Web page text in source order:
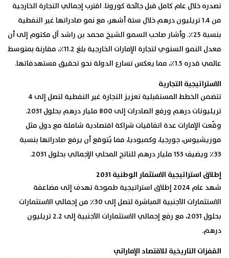
تصدره خلال عام كامل قبل جائحة كورونا. اقترب إجمالي التجارة الخارجية
من 1.4 تريليون درهم خلال ستة أشهر، مع نمو صادراتها غير النفطية
بنسبة 25٪. وأشار صاحب السمو الشيخ محمد بن راشد آل مكتوم إلى أن
معدل النمو السنوي لتجارة الإمارات الخارجية بلغ 11.2٪، مقارنة بمتوسط
عالمي قدره 1.5٪، مما يعكس تسارع الدولة نحو تحقيق مستهدفاتها.
الاستراتيجية التجارية
تتضمن الخطط المستقبلية تعزيز التجارة غير النفطية لتصل إلى 4
تريليونات درهم ورفع الصادرات إلى 800 مليار درهم بحلول 2031.
وقّعت الإمارات عدة اتفاقيات شراكة اقتصادية شاملة مع دول مثل
موريشيوس، جورجيا، وكمبوديا، مما يُتوقع أن يرفع صادراتها بنسبة
33٪ ويضيف 153 مليار درهم للناتج المحلي الإجمالي بحلول 2031.
إطلاق استراتيجية الاستثمار الوطنية 2031
شهد عام 2024 إطلاق استراتيجية طموحة تهدف إلى مضاعفة
الاستثمارات الأجنبية المباشرة لتصل إلى 30٪ من إجمالي الاستثمارات
بحلول 2031، مع رفع إجمالي الاستثمارات الأجنبية إلى 2.2 تريليون
درهم.
القفزات التاريخية للاقتصاد الإماراتي